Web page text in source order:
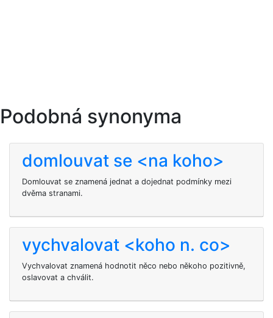
Podobná synonyma
domlouvat se <na koho>
Domlouvat se znamená jednat a dojednat podmínky mezi
dvěma stranami.
vychvalovat <koho n. co>
Vychvalovat znamená hodnotit něco nebo někoho pozitivně,
oslavovat a chválit.